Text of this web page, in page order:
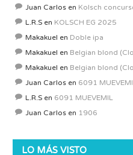
Juan Carlos en Kolsch
L.R.S en KOLSCH EG 2025
Makakuel en Doble ipa
Makakuel en Belgian blond
Makakuel en Belgian blond
Juan Carlos en 6091
L.R.S en 6091 MUEVEMIL
Juan Carlos en 1906
LO MÁS VISTO